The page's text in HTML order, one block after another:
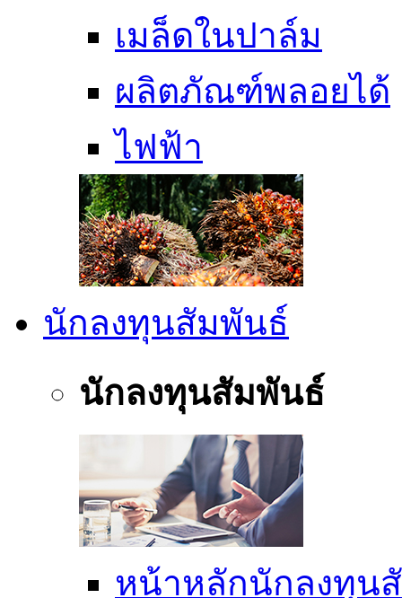
เมล็ดในปาล์ม
ผลิตภัณฑ์พลอยได้
ไฟฟ้า
นักลงทุนสัมพันธ์
นักลงทุนสัมพันธ์
หน้าหลักนักลงทุน